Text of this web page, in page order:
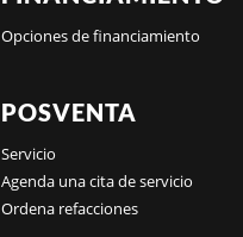
Opciones de financiamiento
POSVENTA
Servicio
Agenda una cita de servicio
Ordena refacciones